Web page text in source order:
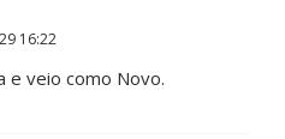
16:22
e veio como Novo.